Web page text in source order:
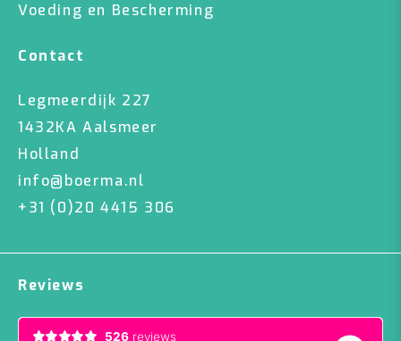
Voeding en Bescherming
Contact
Legmeerdijk 227
1432KA Aalsmeer
Holland
info@boerma.nl
+31 (0)20 4415 306
Reviews